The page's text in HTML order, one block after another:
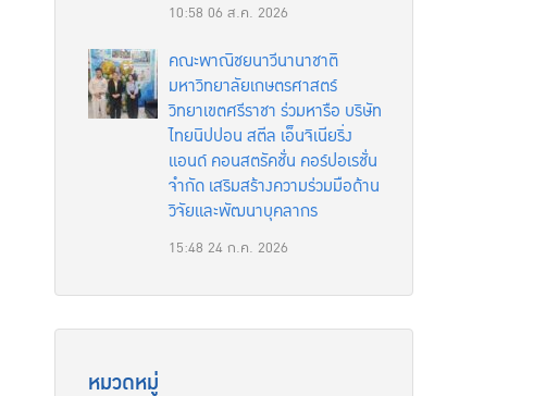
10:58 06 ส.ค. 2026
คณะพาณิชยนาวีนานาชาติ
มหาวิทยาลัยเกษตรศาสตร์
วิทยาเขตศรีราชา ร่วมหารือ บริษัท
ไทยนิปปอน สตีล เอ็นจิเนียริ่ง
แอนด์ คอนสตรัคชั่น คอร์ปอเรชั่น
จำกัด เสริมสร้างความร่วมมือด้าน
วิจัยและพัฒนาบุคลากร
15:48 24 ก.ค. 2026
หมวดหมู่